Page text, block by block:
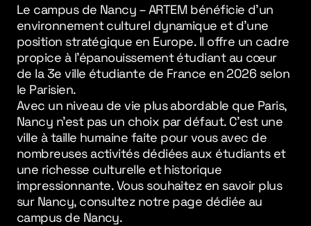
Le campus de Nancy – ARTEM bénéficie d’un
environnement culturel dynamique et d’une
position stratégique en Europe. Il offre un cadre
propice à l’épanouissement étudiant au cœur
de la 3e ville étudiante de France en 2026 selon
le Parisien.
Avec un niveau de vie plus abordable que Paris,
Nancy n’est pas un choix par défaut. C’est une
ville à taille humaine faite pour vous avec de
nombreuses activités dédiées aux étudiants et
une richesse culturelle et historique
impressionnante. Vous souhaitez en savoir plus
sur Nancy, consultez notre page dédiée au
campus de Nancy.